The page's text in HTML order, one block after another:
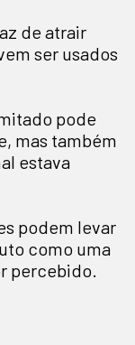
de atrair
ser usados
pode
mas também
estava
podem levar
como uma
percebido.